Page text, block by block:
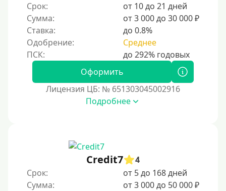
Срок:
от 10 до 21 дней
Сумма:
от 3 000 до 30 000 ₽
Ставка:
до 0.8%
Одобрение:
Среднее
Оформить
Лицензия ЦБ: № 651303045002916
Подробнее
Credit7
4
Срок:
от 5 до 168 дней
Сумма:
от 3 000 до 50 000 ₽